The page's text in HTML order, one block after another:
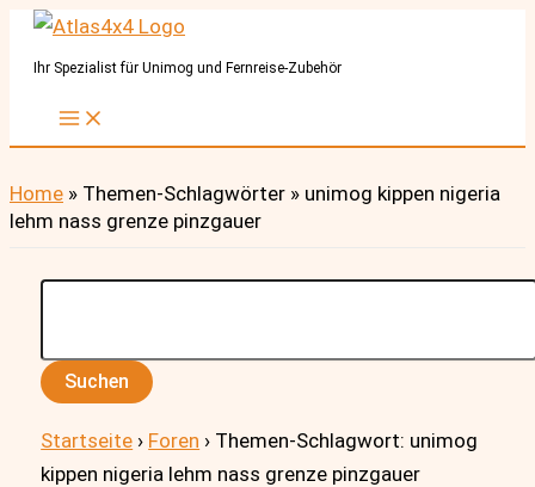
Zum
InhaltIhr Spezialist für Unimog und Fernreise-Zubehör
Home » Themen-Schlagwörter » unimog kippen nigeria
lehm nass grenze pinzgauer
Suchen
Startseite › Foren › Themen-Schlagwort: unimog
kippen nigeria lehm nass grenze pinzgauer